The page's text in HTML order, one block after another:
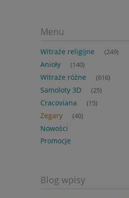
Menu
Witraże religijne (249)
Anioły (140)
Witraże różne (616)
Samoloty 3D (25)
Cracoviana (15)
Zegary (40)
Nowości
Promocje
Blog wpisy